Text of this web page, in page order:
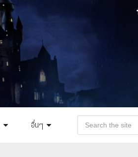
อื่นๆ